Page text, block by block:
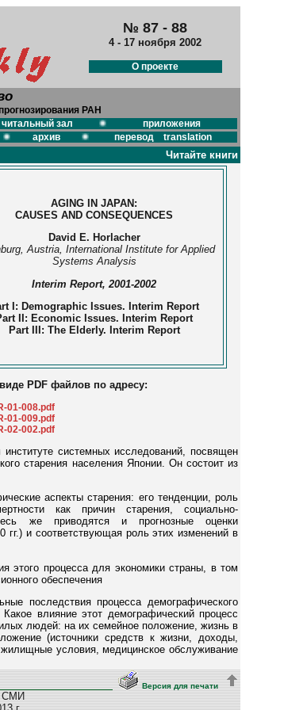
№ 87 - 88
4 - 17 ноября 2002
О проекте
РАН
читальный зал
приложения
архив перевод translation
Читайте книги
AGING IN JAPAN:
CAUSES AND CONSEQUENCES
David E. Horlacher
Austria, International Institute for Applied
Systems Analysis
Interim Report, 2001-2002
I: Demographic Issues. Interim Report
II: Economic Issues. Interim Report
Part III: The Elderly. Interim Report
PDF файлов по адресу:
01-008.pdf
01-009.pdf
02-002.pdf
системных исследований, посвящен
старения населения Японии. Он состоит из
аспекты старения: его тенденции, роль
как причин старения, социально-
же приводятся и прогнозные оценки
и соответствующая роль этих изменений в
этого процесса для экономики страны, в том
обеспечения
последствия процесса демографического
влияние этот демографический процесс
людей: на их семейное положение, жизнь в
(источники средств к жизни, доходы,
условия, медицинское обслуживание
Версия для печати
СМИ